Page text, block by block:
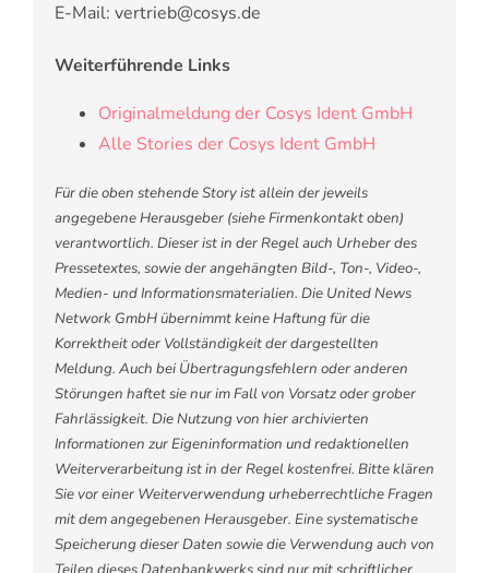
E-Mail: vertrieb@cosys.de
Weiterführende Links
Originalmeldung der Cosys Ident GmbH
Alle Stories der Cosys Ident GmbH
Für die oben stehende Story ist allein der jeweils
angegebene Herausgeber (siehe Firmenkontakt oben)
verantwortlich. Dieser ist in der Regel auch Urheber des
Pressetextes, sowie der angehängten Bild-, Ton-, Video-,
Medien- und Informationsmaterialien. Die United News
Network GmbH übernimmt keine Haftung für die
Korrektheit oder Vollständigkeit der dargestellten
Meldung. Auch bei Übertragungsfehlern oder anderen
Störungen haftet sie nur im Fall von Vorsatz oder grober
Fahrlässigkeit. Die Nutzung von hier archivierten
Informationen zur Eigeninformation und redaktionellen
Weiterverarbeitung ist in der Regel kostenfrei. Bitte klären
Sie vor einer Weiterverwendung urheberrechtliche Fragen
mit dem angegebenen Herausgeber. Eine systematische
Speicherung dieser Daten sowie die Verwendung auch von